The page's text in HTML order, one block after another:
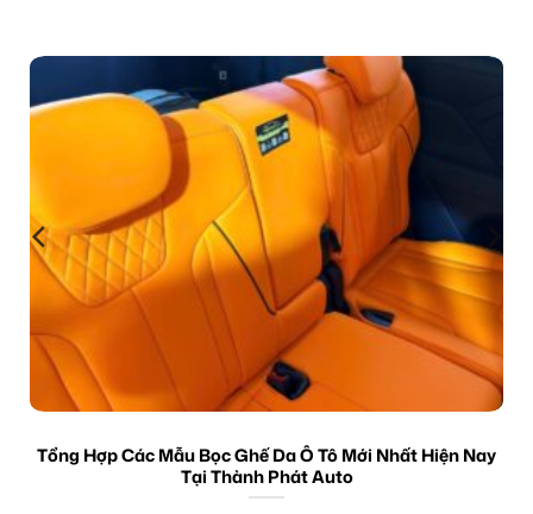
Tổng Hợp Các Mẫu Bọc Ghế Da Ô Tô Mới Nhất Hiện Nay
Tại Thành Phát Auto